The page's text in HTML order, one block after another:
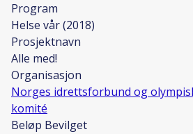
Program
Helse vår (2018)
Prosjektnavn
Alle med!
Organisasjon
Norges idrettsforbund og
komité
Beløp Bevilget